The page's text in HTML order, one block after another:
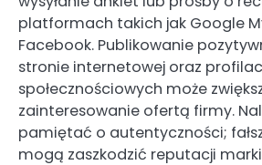
platformach takich jak Google
Facebook. Publikowanie
stronie internetowej oraz
społecznościowych może
zainteresowanie ofertą firmy.
pamiętać o autentyczności;
mogą zaszkodzić reputacji